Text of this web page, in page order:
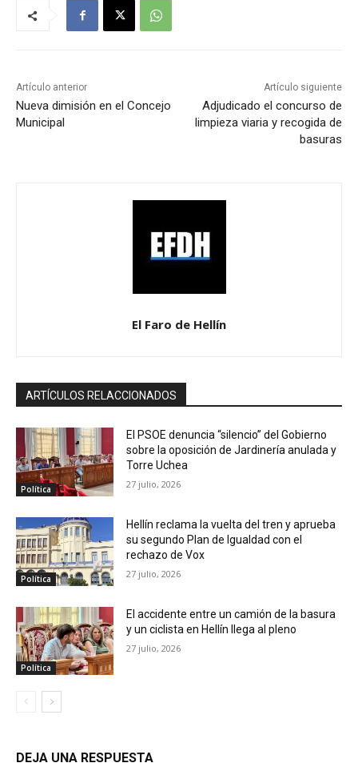
Artículo anterior
Nueva dimisión en el Concejo
Municipal
Artículo siguiente
Adjudicado el concurso de
limpieza viaria y recogida de
basuras
El Faro de Hellín
ARTÍCULOS RELACCIONADOS
Política
El PSOE denuncia “silencio” del Gobierno
sobre la oposición de Jardinería anulada y
Torre Uchea
27 julio, 2026
Política
Hellín reclama la vuelta del tren y aprueba
su segundo Plan de Igualdad con el
rechazo de Vox
27 julio, 2026
Política
El accidente entre un camión de la basura
y un ciclista en Hellín llega al pleno
27 julio, 2026
DEJA UNA RESPUESTA